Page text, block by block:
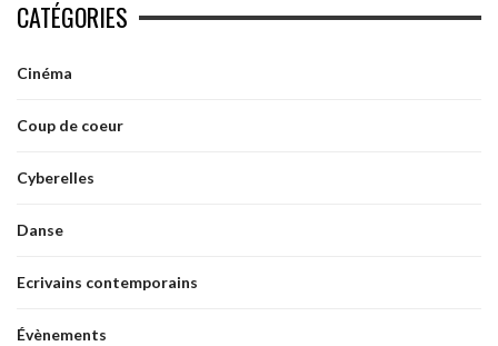
CATÉGORIES
Cinéma
Coup de coeur
Cyberelles
Danse
Ecrivains contemporains
Évènements